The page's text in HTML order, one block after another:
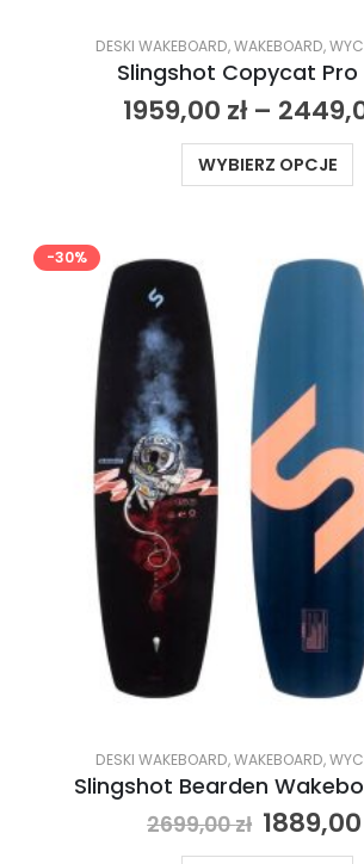
DESKI WAKEBOARD,WAKEBOARD,
Slingshot Copycat Pro
1959,00 zł –
WYBIERZ OPCJE
-30%
DESKI WAKEBOARD,WAKEBOARD,
Slingshot Bearden
2699,00zł 1889,00